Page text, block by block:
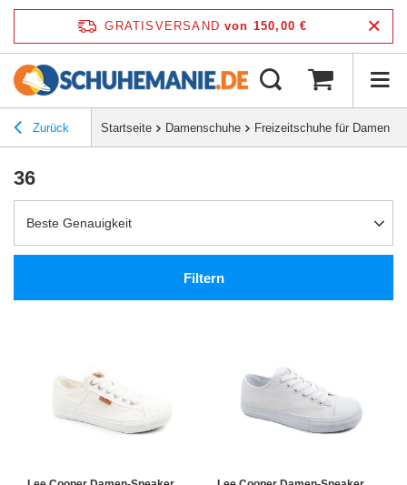
GRATISVERSAND von 150,00 €
Zurück Startseite Damenschuhe Freizeitschuhe für Damen
36
Beste Genauigkeit
Filtern